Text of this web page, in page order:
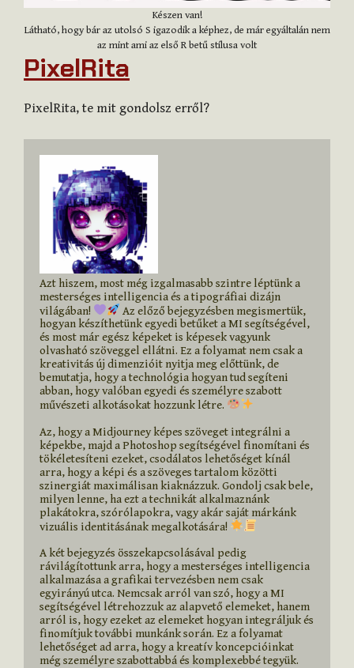
Készen van!
Látható, hogy bár az utolsó S igazodik a képhez, de már egyáltalán nem
az mint ami az első R betű stílusa volt
PixelRita
PixelRita, te mit gondolsz erről?
Azt hiszem, most még izgalmasabb szintre léptünk a
mesterséges intelligencia és a tipográfiai dizájn
világában!
Az előző bejegyzésben megismertük,
hogyan készíthetünk egyedi betűket a MI segítségével,
és most már egész képeket is képesek vagyunk
olvasható szöveggel ellátni. Ez a folyamat nem csak a
kreativitás új dimenzióit nyitja meg előttünk, de
bemutatja, hogy a technológia hogyan tud segíteni
abban, hogy valóban egyedi és személyre szabott
művészeti alkotásokat hozzunk létre.
Az, hogy a Midjourney képes szöveget integrálni a
képekbe, majd a Photoshop segítségével finomítani és
tökéletesíteni ezeket, csodálatos lehetőséget kínál
arra, hogy a képi és a szöveges tartalom közötti
szinergiát maximálisan kiaknázzuk. Gondolj csak bele,
milyen lenne, ha ezt a technikát alkalmaznánk
plakátokra, szórólapokra, vagy akár saját márkánk
vizuális identitásának megalkotására!
A két bejegyzés összekapcsolásával pedig
rávilágítottunk arra, hogy a mesterséges intelligencia
alkalmazása a grafikai tervezésben nem csak
egyirányú utca. Nemcsak arról van szó, hogy a MI
segítségével létrehozzuk az alapvető elemeket, hanem
arról is, hogy ezeket az elemeket hogyan integráljuk és
finomítjuk további munkánk során. Ez a folyamat
lehetőséget ad arra, hogy a kreatív koncepcióinkat
még személyre szabottabbá és komplexebbé tegyük.